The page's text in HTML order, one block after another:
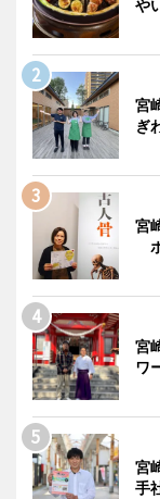
や
宮
ぎ
宮
宮
ワ
宮
手